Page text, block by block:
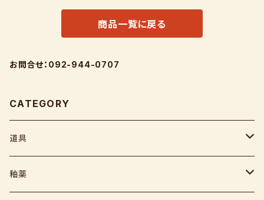
商品一覧に戻る
お問合せ：092-944-0707
CATEGORY
道具
ヘラ
釉薬